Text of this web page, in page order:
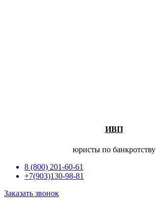
ИВП
юристы по банкротству
8 (800) 201-60-61
+7(903)130-98-81
Заказать звонок